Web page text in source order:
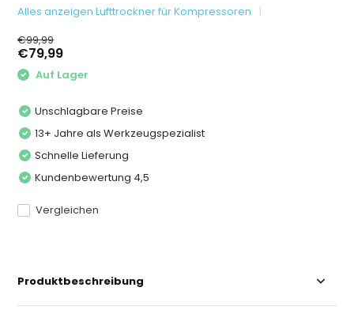
Alles anzeigen Lufttrockner für Kompressoren
€99,99
€79,99
Auf Lager
Unschlagbare Preise
13+ Jahre als Werkzeugspezialist
Schnelle Lieferung
Kundenbewertung 4,5
Vergleichen
Produktbeschreibung